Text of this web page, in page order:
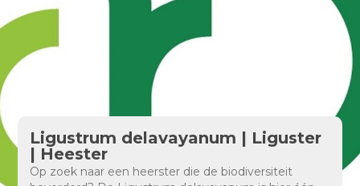
Ligustrum delavayanum | Liguster
| Heester
Op zoek naar een heerster die de biodiversiteit